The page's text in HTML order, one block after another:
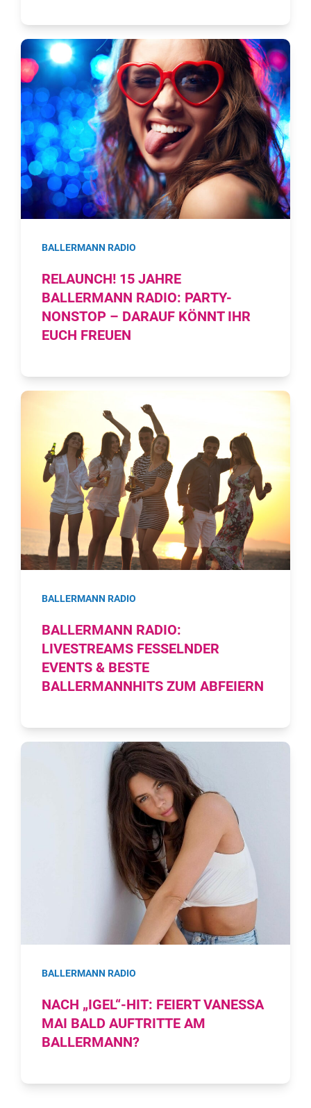
BALLERMANN RADIO
RELAUNCH! 15 JAHRE
BALLERMANN RADIO: PARTY-
NONSTOP – DARAUF KÖNNT IHR
EUCH FREUEN
BALLERMANN RADIO
BALLERMANN RADIO:
LIVESTREAMS FESSELNDER
EVENTS & BESTE
BALLERMANNHITS ZUM ABFEIERN
BALLERMANN RADIO
NACH „IGEL“-HIT: FEIERT VANESSA
MAI BALD AUFTRITTE AM
BALLERMANN?